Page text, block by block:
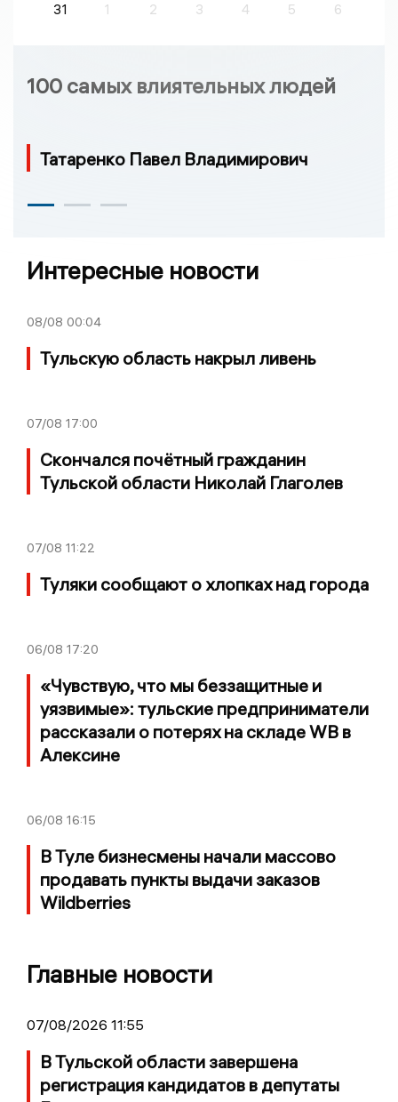
31
1 2 3 4 5 6
100 самых влиятельных людей
Татаренко Павел Владимирович
Интересные новости
08/08 00:04
Тульскую область накрыл ливень
07/08 17:00
Скончался почётный гражданин
Тульской области Николай Глаголев
07/08 11:22
Туляки сообщают о хлопках над города
06/08 17:20
«Чувствую, что мы беззащитные и
уязвимые»: тульские предприниматели
рассказали о потерях на складе WB в
Алексине
06/08 16:15
В Туле бизнесмены начали массово
продавать пункты выдачи заказов
Wildberries
Главные новости
07/08/2026 11:55
В Тульской области завершена
регистрация кандидатов в депутаты